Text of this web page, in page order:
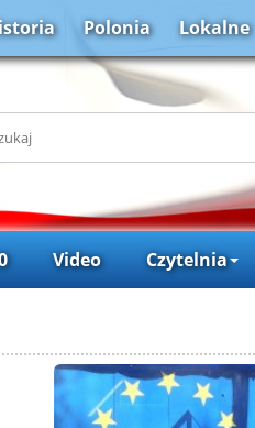
Polonia Lokalne
Video Czytelnia